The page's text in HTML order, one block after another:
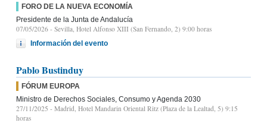
FORO DE LA NUEVA ECONOMÍA
Presidente de la Junta de Andalucía
07/05/2026 - Sevilla, Hotel Alfonso XIII (San Fernando, 2) 9:00 horas
Información del evento
Pablo Bustinduy
FÓRUM EUROPA
Ministro de Derechos Sociales, Consumo y Agenda 2030
27/11/2025 - Madrid, Hotel Mandarin Oriental Ritz (Plaza de la Lealtad, 5) 9:15
horas